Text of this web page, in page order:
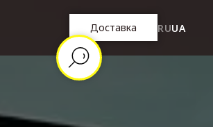
Доставка RUUA